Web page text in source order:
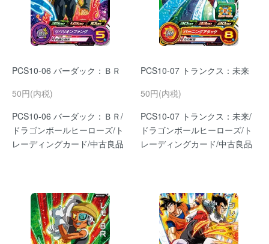
PCS10-06 バーダック：ＢＲ
50円(内税)
PCS10-06 バーダック：ＢＲ/
ドラゴンボールヒーローズ/ト
レーディングカード/中古良品
PCS10-07 トランクス：未来
50円(内税)
PCS10-07 トランクス：未来/
ドラゴンボールヒーローズ/ト
レーディングカード/中古良品